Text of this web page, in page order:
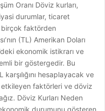
Oranı Döviz kurları,
durumlar, ticaret
faktörden
(TL) Amerikan Doları
ekonomik istikrarı ve
bir göstergedir. Bu
hesaplayacak ve
etkileyen faktörleri ve döviz
Döviz Kurları Neden
durumunu gösteren